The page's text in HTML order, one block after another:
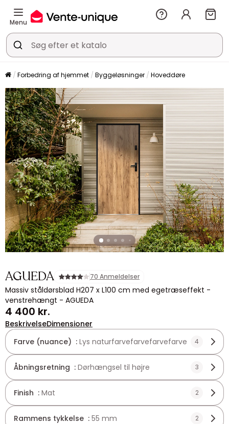
Menu
Forbedring af hjemmet Byggeløsninger Hoveddøre
AGUEDA 70 Anmeldelser
Massiv ståldørsblad H207 x L100 cm med egetræseffekt -
venstrehængt - AGUEDA
4 400 kr.
BeskrivelseDimensioner
Farve (nuance) : Lys naturfarvefarvefarvefarve 4
Åbningsretning : Dørhængsel til højre 3
Finish : Mat 2
Rammens tykkelse : 55 mm 2